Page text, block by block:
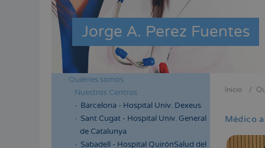
Jorge A. Perez Fuentes
Menú
lateral
cabecera
Quiénes somos
Nuestros Centros
Barcelona - Hospital Univ. Dexeus
Sant Cugat - Hospital Univ. General
de Catalunya
Sabadell - Hospital QuirónSalud del
ayuda
Inicio
Médico